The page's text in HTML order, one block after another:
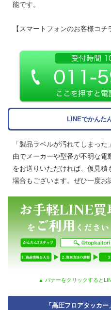
能です。
【スマートフォンのお客様コチ
LINEでかんた
「製品ラベルが汚れてしまっ
由でメーカーや型番が不明な
をお送りいただければ、仮見
場合もございます。ぜひ一度お
▲ バナーをクリックすると
「高圧フロアタッカ